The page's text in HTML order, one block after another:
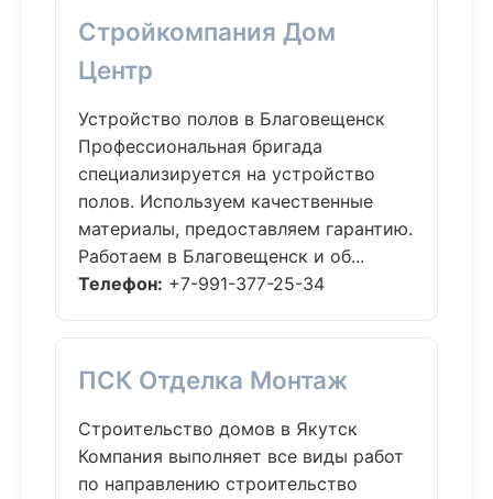
Стройкомпания Дом
Центр
Устройство полов в Благовещенск
Профессиональная бригада
специализируется на устройство
полов. Используем качественные
материалы, предоставляем гарантию.
Работаем в Благовещенск и об...
Телефон: +7-991-377-25-34
ПСК Отделка Монтаж
Строительство домов в Якутск
Компания выполняет все виды работ
по направлению строительство